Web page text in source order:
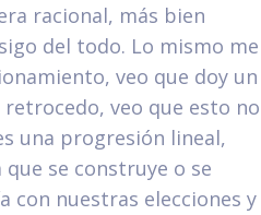
racional, más bien
del todo. Lo mismo me
veo que doy un
veo que esto no
una progresión lineal,
se construye o se
con nuestras elecciones y